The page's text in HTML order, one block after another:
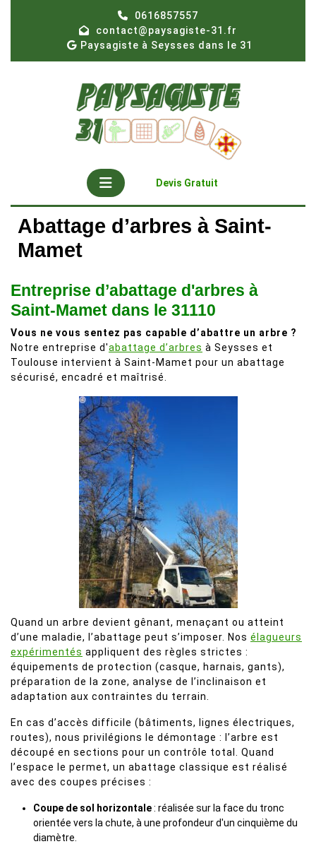
0616857557
contact@paysagiste-31.fr
Paysagiste à Seysses dans le 31
Open
Button
Devis Gratuit
Abattage d’arbres à Saint-
Mamet
Entreprise d’abattage d'arbres à
Saint-Mamet dans le 31110
Vous ne vous sentez pas capable d’abattre un arbre ?
Notre entreprise d'abattage d’arbres à Seysses et
Toulouse intervient à Saint-Mamet pour un abattage
sécurisé, encadré et maîtrisé.
Quand un arbre devient gênant, menaçant ou atteint
d’une maladie, l’abattage peut s’imposer. Nos élagueurs
expérimentés appliquent des règles strictes :
équipements de protection (casque, harnais, gants),
préparation de la zone, analyse de l’inclinaison et
adaptation aux contraintes du terrain.
En cas d’accès difficile (bâtiments, lignes électriques,
routes), nous privilégions le démontage : l’arbre est
découpé en sections pour un contrôle total. Quand
l’espace le permet, un abattage classique est réalisé
avec des coupes précises :
Coupe de sol horizontale: réalisée sur la face du tronc
orientée vers la chute, à une profondeur d'un cinquième du
diamètre.